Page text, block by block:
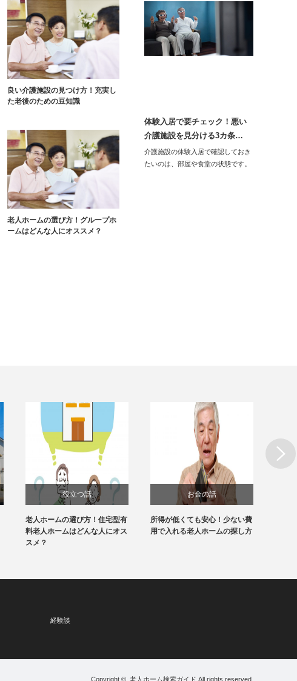
良い介護施設の見つけ方！充実し
た老後のための豆知識
老人ホームの選び方！グループホ
ームはどんな人にオススメ？
体験入居で要チェック！悪い
介護施設を見分ける3カ条…
介護施設の体験入居で確認しておき
たいのは、部屋や食堂の状態です。
役立つ話
老人ホームの選び方！住宅型有
料老人ホームはどんな人にオス
スメ？
お金の話
所得が低くても安心！少ない費
用で入れる老人ホームの探し方
経験談
Copyright © 老人ホーム検索ガイド All rights reserved.